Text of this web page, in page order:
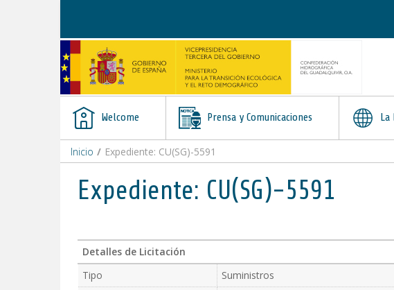
Welcome Prensa y Comunicaciones La
Inicio / Expediente: CU(SG)-5591
Expediente: CU(SG)-5591
Detalles de Licitación
Tipo
Suministros